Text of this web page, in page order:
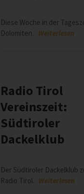
Diese Woche in der
Dolomiten. Weiterlesen
Radio Tirol
Vereinszeit:
Südtiroler
Dackelklub
Der Südtiroler Dackelklub
Radio Tirol. Weiterlesen